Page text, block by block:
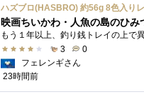
3
0
フェレンギさん
23時間前